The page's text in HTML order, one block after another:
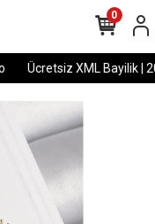
Ücretsiz XML Bayilik |
0